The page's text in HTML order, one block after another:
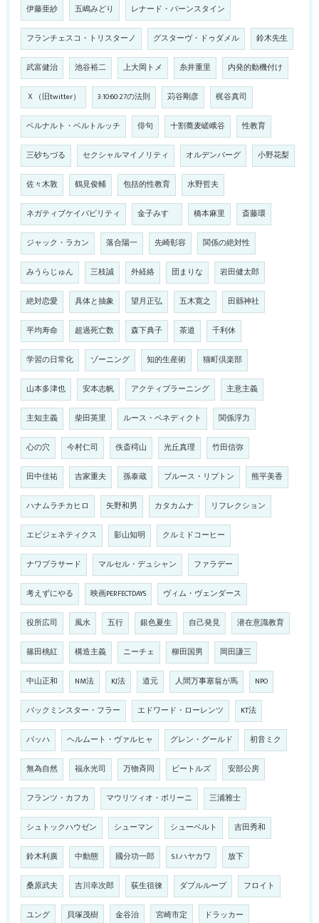
伊藤亜紗 五嶋みどり レナード・バーンスタイン
フランチェスコ・トリスターノ グスターヴ・ドゥダメル 鈴木先生
武富健治 池谷裕二 上大岡トメ 糸井重里 内発的動機付け
Ｘ（旧twitter） 3:10:60:27の法則 苅谷剛彦 梶谷真司
ベルナルト・ベルトルッチ 俳句 十割蕎麦嵯峨谷 性教育
三砂ちづる セクシャルマイノリティ オルデンバーグ 小野花梨
佐々木敦 鶴見俊輔 包括的性教育 水野哲夫
ネガティブケイパビリティ 金子みすゞ 橋本麻里 斎藤環
ジャック・ラカン 落合陽一 先崎彰容 関係の絶対性
みうらじゅん 三枝誠 外経絡 団まりな 岩田健太郎
絶対恋愛 具体と抽象 望月正弘 五木寛之 田縣神社
平均寿命 超過死亡数 森下典子 茶道 千利休
学習の日常化 ゾーニング 知的生産術 猫町倶楽部
山本多津也 安本志帆 アクティブラーニング 主意主義
主知主義 柴田英里 ルース・ベネディクト 関係浮力
心の穴 今村仁司 佚斎樗山 光丘真理 竹田信弥
田中佳祐 吉家重夫 孫泰蔵 ブルース・リプトン 熊平美香
ハナムラチカヒロ 矢野和男 カタカムナ リフレクション
エピジェネティクス 影山知明 クルミドコーヒー
ナワプラサード マルセル・デュシャン ファラデー
考えずにやる 映画PERFECTDAYS ヴィム・ヴェンダース
役所広司 風水 五行 銀色夏生 自己発見 潜在意識教育
篠田桃紅 構造主義 ニーチェ 柳田国男 岡田謙三
中山正和 NM法 KJ法 道元 人間万事塞翁が馬 NPO
バックミンスター・フラー エドワード・ローレンツ KT法
バッハ ヘルムート・ヴァルヒャ グレン・グールド 初音ミク
無為自然 福永光司 万物斉同 ビートルズ 安部公房
フランツ・カフカ マウリツィオ・ポリーニ 三浦雅士
シュトックハウゼン シューマン シューベルト 吉田秀和
鈴木利廣 中動態 國分功一郎 S.I.ハヤカワ 放下
桑原武夫 吉川幸次郎 荻生徂徠 ダブルループ フロイト
ユング 貝塚茂樹 金谷治 宮崎市定 ドラッカー